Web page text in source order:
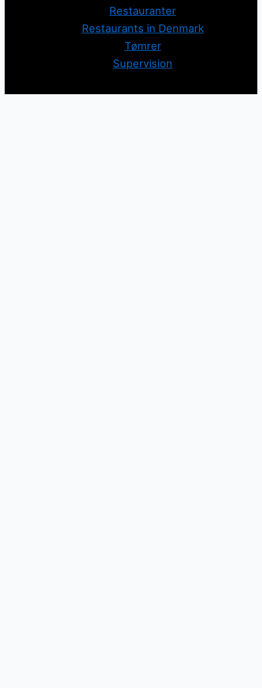
Restauranter
Restaurants in Denmark
Tømrer
Supervision